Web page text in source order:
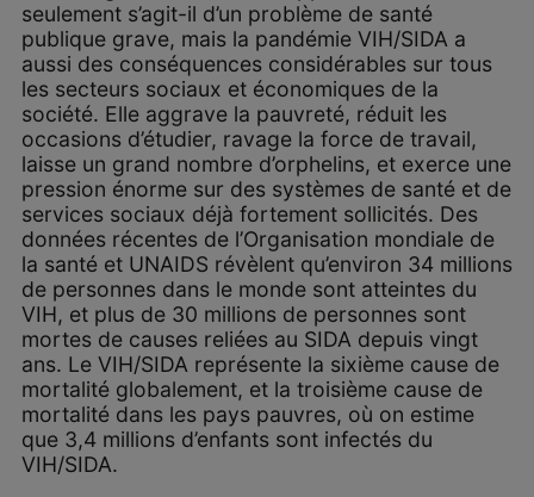
seulement s’agit-il d’un problème de santé
publique grave, mais la pandémie VIH/SIDA a
aussi des conséquences considérables sur tous
les secteurs sociaux et économiques de la
société. Elle aggrave la pauvreté, réduit les
occasions d’étudier, ravage la force de travail,
laisse un grand nombre d’orphelins, et exerce une
pression énorme sur des systèmes de santé et de
services sociaux déjà fortement sollicités. Des
données récentes de l’Organisation mondiale de
la santé et UNAIDS révèlent qu’environ 34 millions
de personnes dans le monde sont atteintes du
VIH, et plus de 30 millions de personnes sont
mortes de causes reliées au SIDA depuis vingt
ans. Le VIH/SIDA représente la sixième cause de
mortalité globalement, et la troisième cause de
mortalité dans les pays pauvres, où on estime
que 3,4 millions d’enfants sont infectés du
VIH/SIDA.